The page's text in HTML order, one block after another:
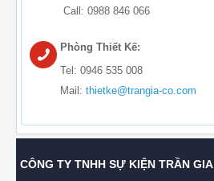
Call: 0988 846 066
Phòng Thiết Kế:
Tel: 0946 535 008
Mail: thietke@trangia-co.com
CÔNG TY TNHH SỰ KIỆN TRẦN GIA